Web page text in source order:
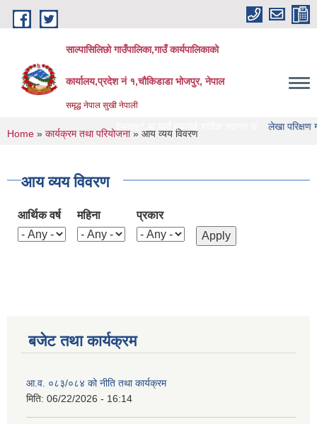
Skip to main content
साल्पासिलिछो गाउँपालिका,गाउँ कार्यपालिकाको
कार्यालय,प्रदेश नं १,चौकिडाडा भोजपुर, नेपाल
समृद्ध नेपाल सुखी नेपाली
गाउँपालिका को वेभसाइट मा यहाँ हरुलाई हार्दिक स्वागत छ लेखा परिक्षण गर्ने
You are here
Home » कार्यक्रम तथा परियोजना» आय व्यय विवरण
आय व्यय विवरण
आर्थिक वर्ष महिना प्रकार
बजेट तथा कार्यक्रम
आ.व. ०८३/०८४ को नीति तथा कार्यक्रम
मिति: 06/22/2026 - 16:14